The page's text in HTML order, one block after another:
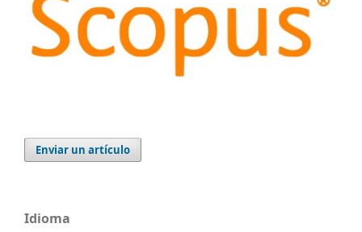
Enviar un artículo
Idioma